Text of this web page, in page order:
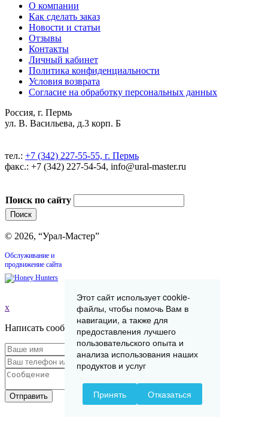
О компании
Как сделать заказ
Новости и статьи
Отзывы
Контакты
Личный кабинет
Политика конфиденциальности
Условия возврата
Согласие на обработку персональных данных
Россия, г. Пермь
ул. В. Васильева, д.3 корп. Б
тел.: +7 (342) 227-55-55, г. Пермь
факс.: +7 (342) 227-54-54, info@ural-master.ru
Поиск по сайту
© 2026, “Урал-Мастер”
Обслуживание и
продвижение сайта
x
Написать сообщение
Отправить
Этот сайт использует cookie-
файлы, чтобы помочь Вам в
навигации, а также для
предоставления лучшего
пользовательского опыта и
анализа использования наших
продуктов и услуг
Принять Отказаться